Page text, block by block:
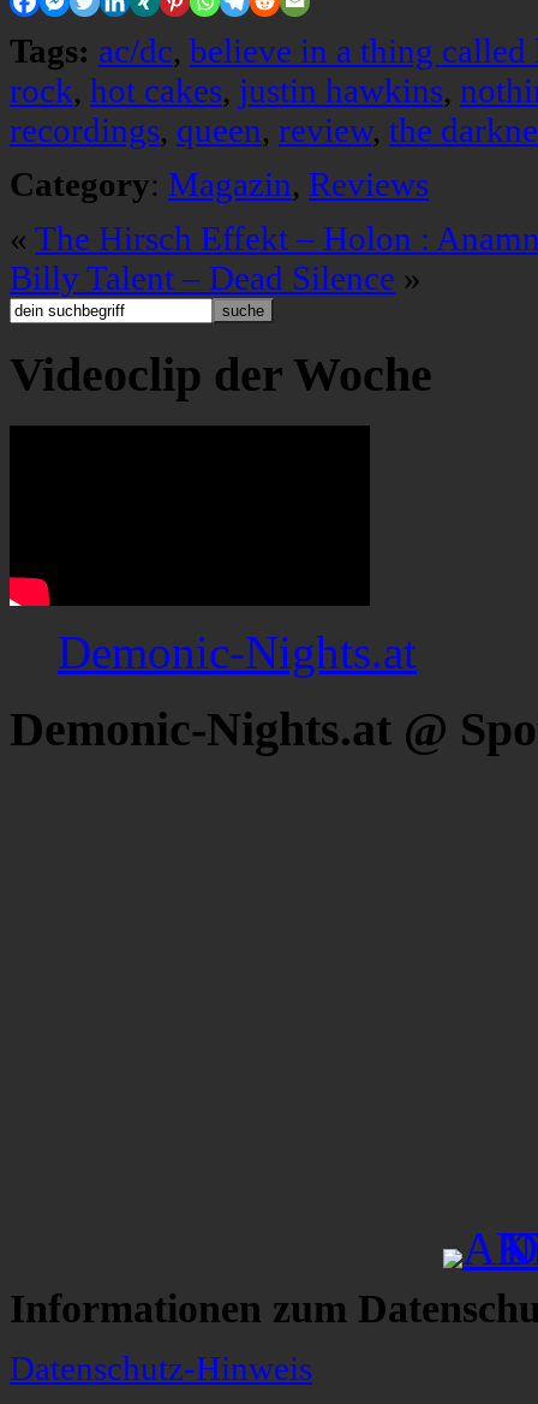
Tags: ac/dc, believe in a thing called
rock, hot cakes, justin hawkins,
recordings, queen, review, the
Category: Magazin, Reviews
« The Hirsch Effekt – Holon :
Billy Talent – Dead Silence »
Videoclip der Woche
Demonic-Nights.at
Demonic-Nights.at @
Informationen zum
Datenschutz-Hinweis